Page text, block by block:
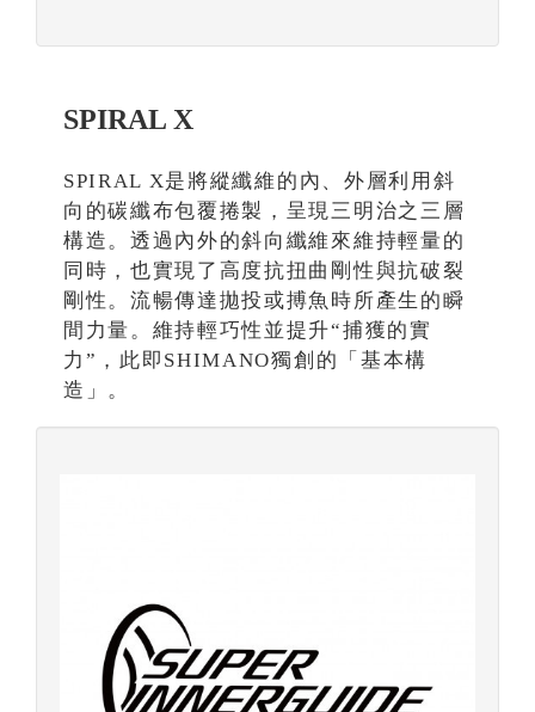
SPIRAL X
SPIRAL X是將縱纖維的內、外層利用斜
向的碳纖布包覆捲製，呈現三明治之三層
構造。透過內外的斜向纖維來維持輕量的
同時，也實現了高度抗扭曲剛性與抗破裂
剛性。流暢傳達拋投或搏魚時所產生的瞬
間力量。維持輕巧性並提升“捕獲的實
力”，此即SHIMANO獨創的「基本構
造」。